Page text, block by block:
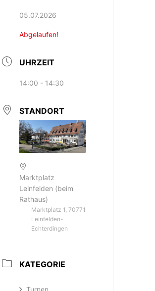
05.07.2026
Abgelaufen!
UHRZEIT
14:00 - 14:30
STANDORT
Marktplatz
Leinfelden (beim
Rathaus)
Marktplatz 1, 70771
Leinfelden-
Echterdingen
KATEGORIE